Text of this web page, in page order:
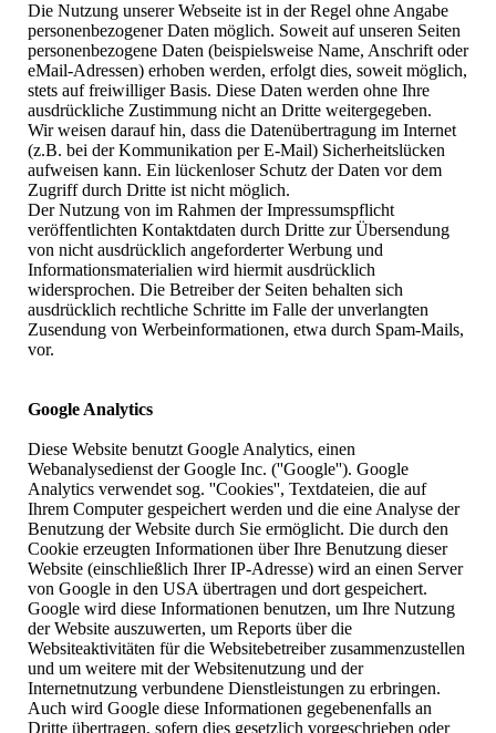
Die Nutzung unserer Webseite ist in der Regel ohne Angabe
personenbezogener Daten möglich. Soweit auf unseren Seiten
personenbezogene Daten (beispielsweise Name, Anschrift oder
eMail-Adressen) erhoben werden, erfolgt dies, soweit möglich,
stets auf freiwilliger Basis. Diese Daten werden ohne Ihre
ausdrückliche Zustimmung nicht an Dritte weitergegeben.
Wir weisen darauf hin, dass die Datenübertragung im Internet
(z.B. bei der Kommunikation per E-Mail) Sicherheitslücken
aufweisen kann. Ein lückenloser Schutz der Daten vor dem
Zugriff durch Dritte ist nicht möglich.
Der Nutzung von im Rahmen der Impressumspflicht
veröffentlichten Kontaktdaten durch Dritte zur Übersendung
von nicht ausdrücklich angeforderter Werbung und
Informationsmaterialien wird hiermit ausdrücklich
widersprochen. Die Betreiber der Seiten behalten sich
ausdrücklich rechtliche Schritte im Falle der unverlangten
Zusendung von Werbeinformationen, etwa durch Spam-Mails,
vor.
Google Analytics
Diese Website benutzt Google Analytics, einen
Webanalysedienst der Google Inc. (''Google''). Google
Analytics verwendet sog. ''Cookies'', Textdateien, die auf
Ihrem Computer gespeichert werden und die eine Analyse der
Benutzung der Website durch Sie ermöglicht. Die durch den
Cookie erzeugten Informationen über Ihre Benutzung dieser
Website (einschließlich Ihrer IP-Adresse) wird an einen Server
von Google in den USA übertragen und dort gespeichert.
Google wird diese Informationen benutzen, um Ihre Nutzung
der Website auszuwerten, um Reports über die
Websiteaktivitäten für die Websitebetreiber zusammenzustellen
und um weitere mit der Websitenutzung und der
Internetnutzung verbundene Dienstleistungen zu erbringen.
Auch wird Google diese Informationen gegebenenfalls an
Dritte übertragen, sofern dies gesetzlich vorgeschrieben oder